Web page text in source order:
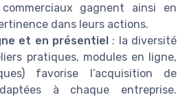
gagnent ainsi en
dans leurs actions.
et en présentiel: la diversité
pratiques, modules en ligne,
favorise l’acquisition de
à chaque entreprise.